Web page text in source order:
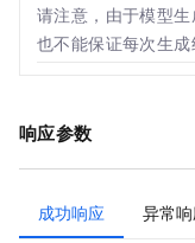
请注意，由于模型
也不能保证每次生成
响应参数
成功响应 异常